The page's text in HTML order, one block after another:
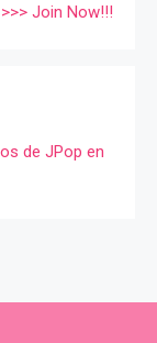
>>> Join Now!!!